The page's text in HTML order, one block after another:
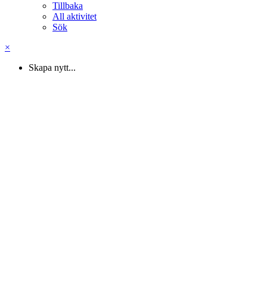
Tillbaka
All aktivitet
Sök
×
Skapa nytt...